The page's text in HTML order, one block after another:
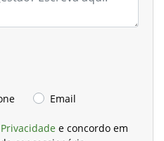
Email
e concordo em